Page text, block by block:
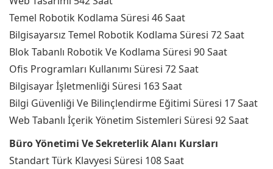
Temel Robotik Kodlama Süresi 46 Saat
Bilgisayarsız Temel Robotik Kodlama Süresi 72 Saat
Blok Tabanlı Robotik Ve Kodlama Süresi 90 Saat
Ofis Programları Kullanımı Süresi 72 Saat
Bilgisayar İşletmenliği Süresi 163 Saat
Bilgi Güvenliği Ve Bilinçlendirme Eğitimi Süresi 17 Saat
Web Tabanlı İçerik Yönetim Sistemleri Süresi 92 Saat
Büro Yönetimi Ve Sekreterlik Alanı Kursları
Standart Türk Klavyesi Süresi 108 Saat